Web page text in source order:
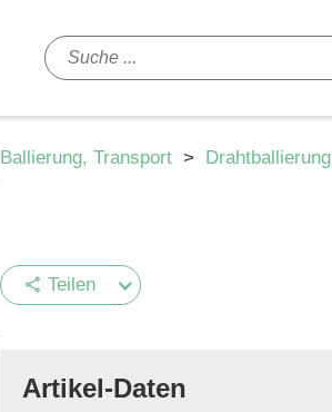
Ballierung, Transport > Drahtballierung
share Teilen
Artikel-Daten